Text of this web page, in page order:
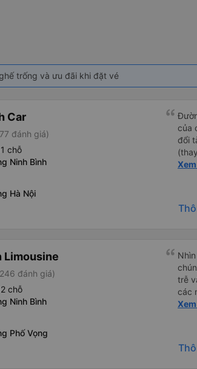
trống và ưu đãi khi đặt vé
Car
đánh giá)
chỗ
Ninh Bình
Hà Nội
của
đổi
dân
ở
tốt
Limousine
đánh giá)
chỗ
Ninh Bình
Phố Vọng
trễ
các
anh
giờ
xe